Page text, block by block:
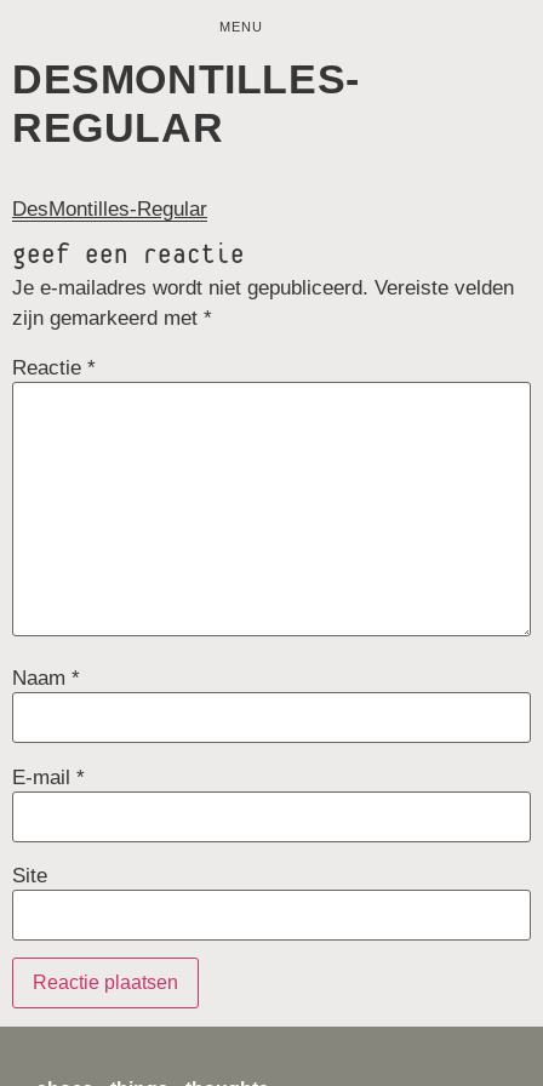
MENU
DESMONTILLES-
REGULAR
DesMontilles-Regular
geef een reactie
Je e-mailadres wordt niet gepubliceerd. Vereiste velden
zijn gemarkeerd met *
Reactie *
Naam *
E-mail *
Site